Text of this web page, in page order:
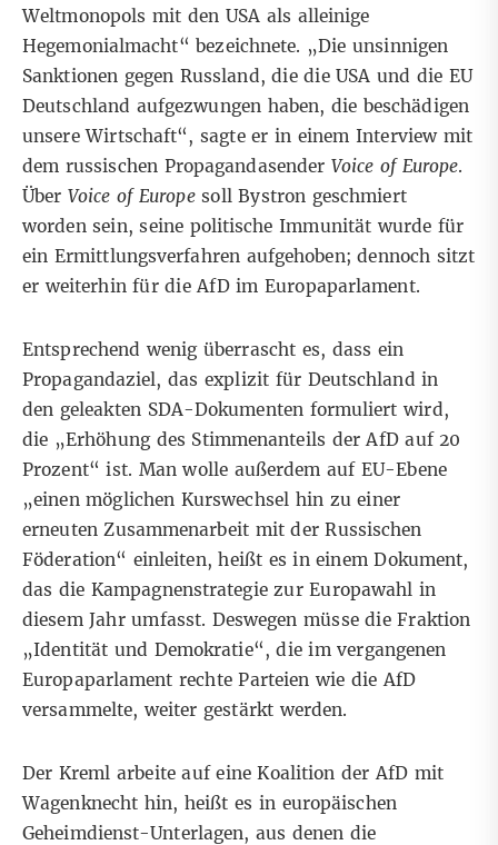
Weltmonopols mit den USA als alleinige
Hegemonialmacht“ bezeichnete. „Die unsinnigen
Sanktionen gegen Russland, die die USA und die EU
Deutschland aufgezwungen haben, die beschädigen
unsere Wirtschaft“, sagte er in einem Interview mit
dem russischen Propagandasender Voice of Europe.
ÜberVoice of Europesoll Bystron geschmiert
worden sein, seine politische Immunität wurde für
ein Ermittlungsverfahren aufgehoben; dennoch sitzt
er weiterhin für die AfD im Europaparlament.
Entsprechend wenig überrascht es, dass ein
Propagandaziel, das explizit für Deutschland in
den geleakten SDA-Dokumenten formuliert wird,
die „Erhöhung des Stimmenanteils der AfD auf 20
Prozent“ ist. Man wolle außerdem auf EU-Ebene
„einen möglichen Kurswechselhin zu einer
erneuten Zusammenarbeit mit der Russischen
Föderation“ einleiten, heißt es in einem Dokument,
das die Kampagnenstrategie zur Europawahl in
diesem Jahr umfasst. Deswegen müsse die Fraktion
„Identität und Demokratie“, die im vergangenen
Europaparlament rechte Parteien wie die AfD
versammelte, weiter gestärkt werden.
Der Kreml arbeite auf eine Koalition der AfD mit
Wagenknecht hin, heißt es in europäischen
Geheimdienst-Unterlagen, aus denen die